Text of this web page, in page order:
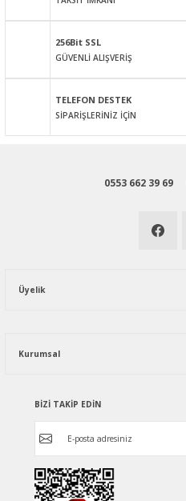
256Bit SSL
GÜVENLİ ALIŞVERİŞ
TELEFON DESTEK
SİPARİŞLERİNİZ İÇİN
0553 662 39 69
Üyelik
Kurumsal
BİZİ TAKİP EDİN